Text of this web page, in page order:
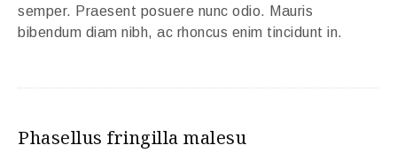
semper. Praesent posuere nunc odio. Mauris
bibendum diam nibh, ac rhoncus enim tincidunt in.
Phasellus fringilla malesu